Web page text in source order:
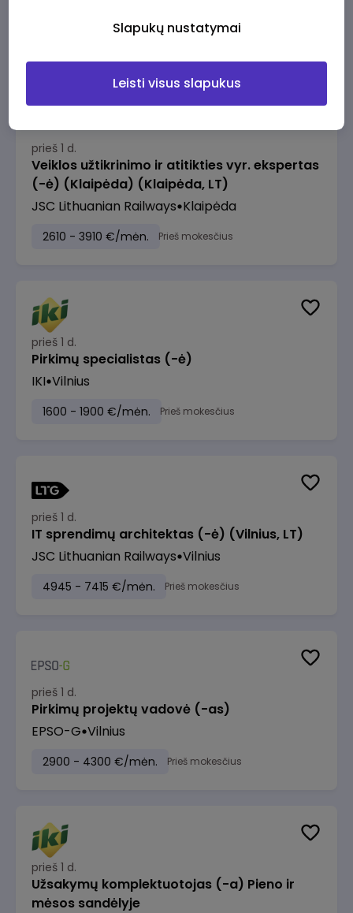
prieš 1 d.
Veiklos užtikrinimo ir atitikties vyr. ekspertas
(-ė) (Klaipėda) (Klaipėda, LT)
JSC Lithuanian Railways Klaipėda
2610 - 3910 €/mėn. Prieš mokesčius
prieš 1 d.
Pirkimų specialistas (-ė)
IKI Vilnius
1600 - 1900 €/mėn. Prieš mokesčius
prieš 1 d.
IT sprendimų architektas (-ė) (Vilnius, LT)
JSC Lithuanian Railways Vilnius
4945 - 7415 €/mėn. Prieš mokesčius
prieš 1 d.
Pirkimų projektų vadovė (-as)
EPSO-G Vilnius
2900 - 4300 €/mėn. Prieš mokesčius
prieš 1 d.
Užsakymų komplektuotojas (-a) Pieno ir
mėsos sandėlyje
Slapukų nustatymai
Leisti visus slapukus